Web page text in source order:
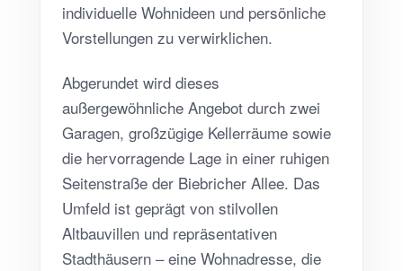
individuelle Wohnideen und persönliche
Vorstellungen zu verwirklichen.
Abgerundet wird dieses
außergewöhnliche Angebot durch zwei
Garagen, großzügige Kellerräume sowie
die hervorragende Lage in einer ruhigen
Seitenstraße der Biebricher Allee. Das
Umfeld ist geprägt von stilvollen
Altbauvillen und repräsentativen
Stadthäusern – eine Wohnadresse, die